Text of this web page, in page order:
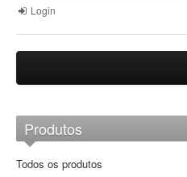
Login
Informática
Topografia
Produtos
Todos os produtos